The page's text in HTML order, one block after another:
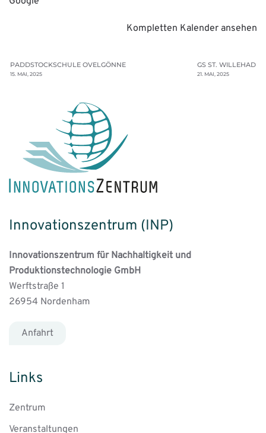
Kompletten Kalender ansehen
PADDSTOCKSCHULE OVELGÖNNE
15. MAI, 2025
GS ST. WILLEHAD
21. MAI, 2025
Innovationszentrum (INP)
Innovationszentrum für Nachhaltigkeit und
Produktionstechnologie GmbH
Werftstraße 1
26954 Nordenham
Anfahrt
Links
Zentrum
Veranstaltungen